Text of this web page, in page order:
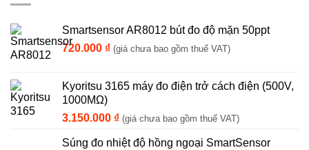
Smartsensor AR8012 bút đo độ mặn 50ppt
720.000 ₫ (giá chưa bao gồm thuế VAT)
Kyoritsu 3165 máy đo điện trở cách điện (500V,
1000MΩ)
3.150.000 ₫ (giá chưa bao gồm thuế VAT)
Súng đo nhiệt độ hồng ngoại SmartSensor